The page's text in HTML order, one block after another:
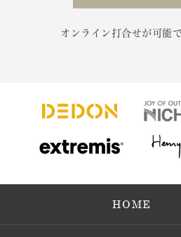
オンライン打合せが可能で
HOME